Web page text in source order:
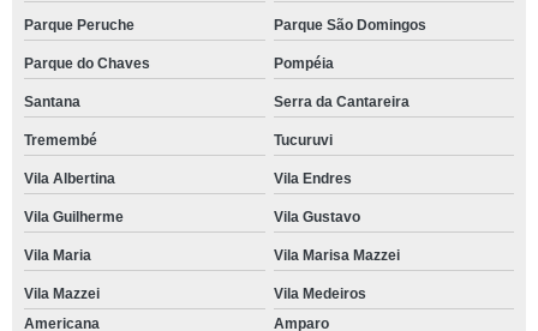
Parque Peruche Parque São Domingos
Parque do Chaves Pompéia
Santana Serra da Cantareira
Tremembé Tucuruvi
Vila Albertina Vila Endres
Vila Guilherme Vila Gustavo
Vila Maria Vila Marisa Mazzei
Vila Mazzei
Vila Medeiros
Americana
Amparo